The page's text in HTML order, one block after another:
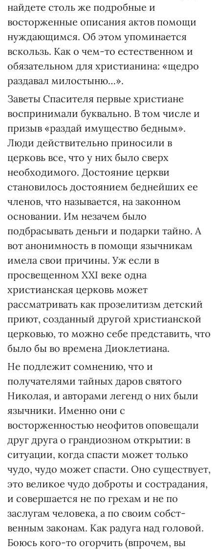
найдете столь же подробные и
восторженные описания актов помощи
нуждающимся. Об этом упоминается
вскользь. Как о чем-то естественном и
обязательном для христианина: «щедро
раздавал милостыню…».
Заветы Спасителя первые христиане
воспринимали буквально. В том числе и
призыв «раздай имущество бедным».
Люди действительно приносили в
церковь все, что у них было сверх
необходимого. Достояние церкви
становилось достоянием беднейших ее
членов, что называется, на законном
основании. Им незачем было
подбрасывать деньги и подарки тайно. А
вот анонимность в помощи язычникам
имела свои причины. Уж если в
просвещенном XXI веке одна
христианская церковь может
рассматривать как прозелитизм детский
приют, созданный другой христианской
церковью, то можно себе представить, что
было бы во времена Диоклетиана.
Не подлежит сомнению, что и
получателями тайных даров святого
Николая, и авторами легенд о них были
язычники. Именно они с
восторженностью неофитов оповещали
друг друга о грандиозном открытии: в
ситуации, когда спасти может только
чудо, чудо может спасти. Оно существует,
это великое чудо доброты и сострадания,
и совершается не по грехам и не по
заслугам человека, а по своим собст­
венным законам. Как радуга над головой.
Боюсь кого-то огорчить (впрочем, вы